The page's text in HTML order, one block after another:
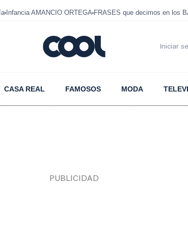
Infancia AMANCIO ORTEGA FRASES que decimos en los
Iniciar
CASA REAL FAMOSOS MODA